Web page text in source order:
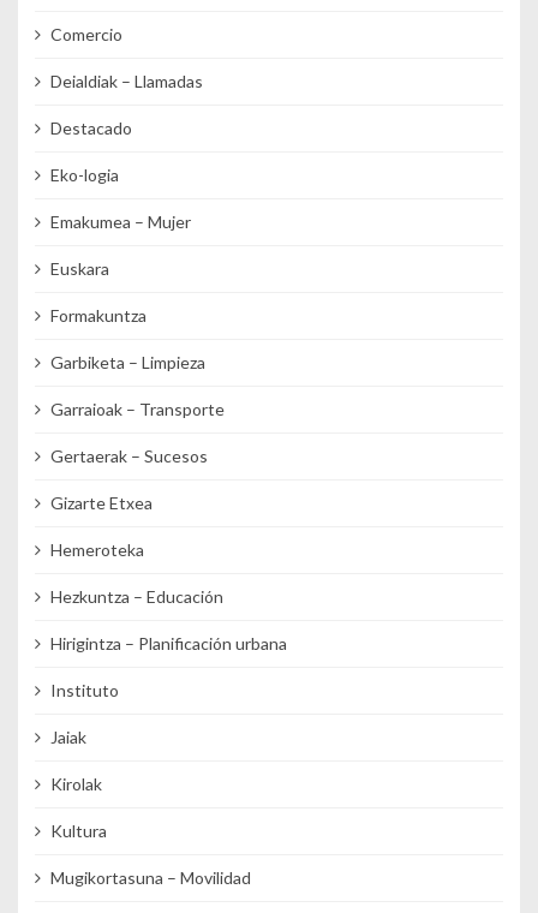
Comercio
Deialdiak – Llamadas
Destacado
Eko-logia
Emakumea – Mujer
Euskara
Formakuntza
Garbiketa – Limpieza
Garraioak – Transporte
Gertaerak – Sucesos
Gizarte Etxea
Hemeroteka
Hezkuntza – Educación
Hirigintza – Planificación urbana
Instituto
Jaiak
Kirolak
Kultura
Mugikortasuna – Movilidad